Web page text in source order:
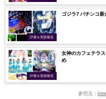
評価＆実践報告
ゴジラ7 パチンコ
評価＆実践報告
女神のカフェテラ
め
参照元：